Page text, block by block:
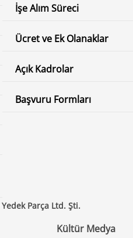
İşe Alım Süreci
Ücret ve Ek Olanaklar
Açık Kadrolar
Başvuru Formları
Parça Ltd. Şti.
Kültür Medya